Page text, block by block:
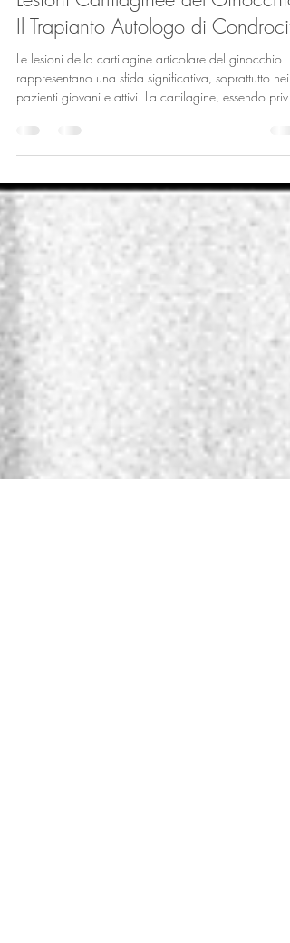
Dario Giunchi
2 mag 2025
Tempo di lettura: 2 min
Riparazione Artroscopica delle
Lesioni Cartilaginee del Ginocchio:
pazienti giovani e attivi. La cartilagine, essendo priva
di vascolarizzazione, ha una capacità limitata di
rigenerazione spontanea. Negli ultimi anni,
l’evoluzione delle tecniche chirurgiche ha portato allo
sviluppo di procedure meno invasive e più efficaci,
come il trapianto autologo di condrociti eseguito per
via artroscopica. Cos’è il Trapianto Autologo di
Condrocit